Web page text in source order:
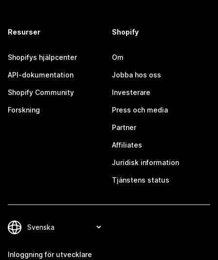
Resurser
Shopifys hjälpcenter
API-dokumentation
Shopify Community
Forskning
Shopify
Om
Jobba hos oss
Investerare
Press och media
Partner
Affiliates
Juridisk information
Tjänstens status
Inloggning för utvecklare